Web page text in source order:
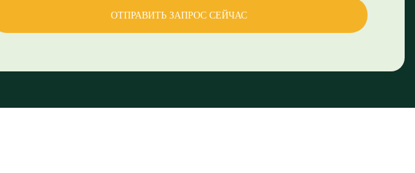
ОТПРАВИТЬ ЗАПРОС СЕЙЧАС